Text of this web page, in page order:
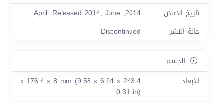
تاريخ الاعلان
2014, April. Released 2014, June
حالة النشر
Discontinued
الجسم
الأبعاد
243.4 x 176.4 x 8 mm (9.58 x 6.94 x
0.31 in)